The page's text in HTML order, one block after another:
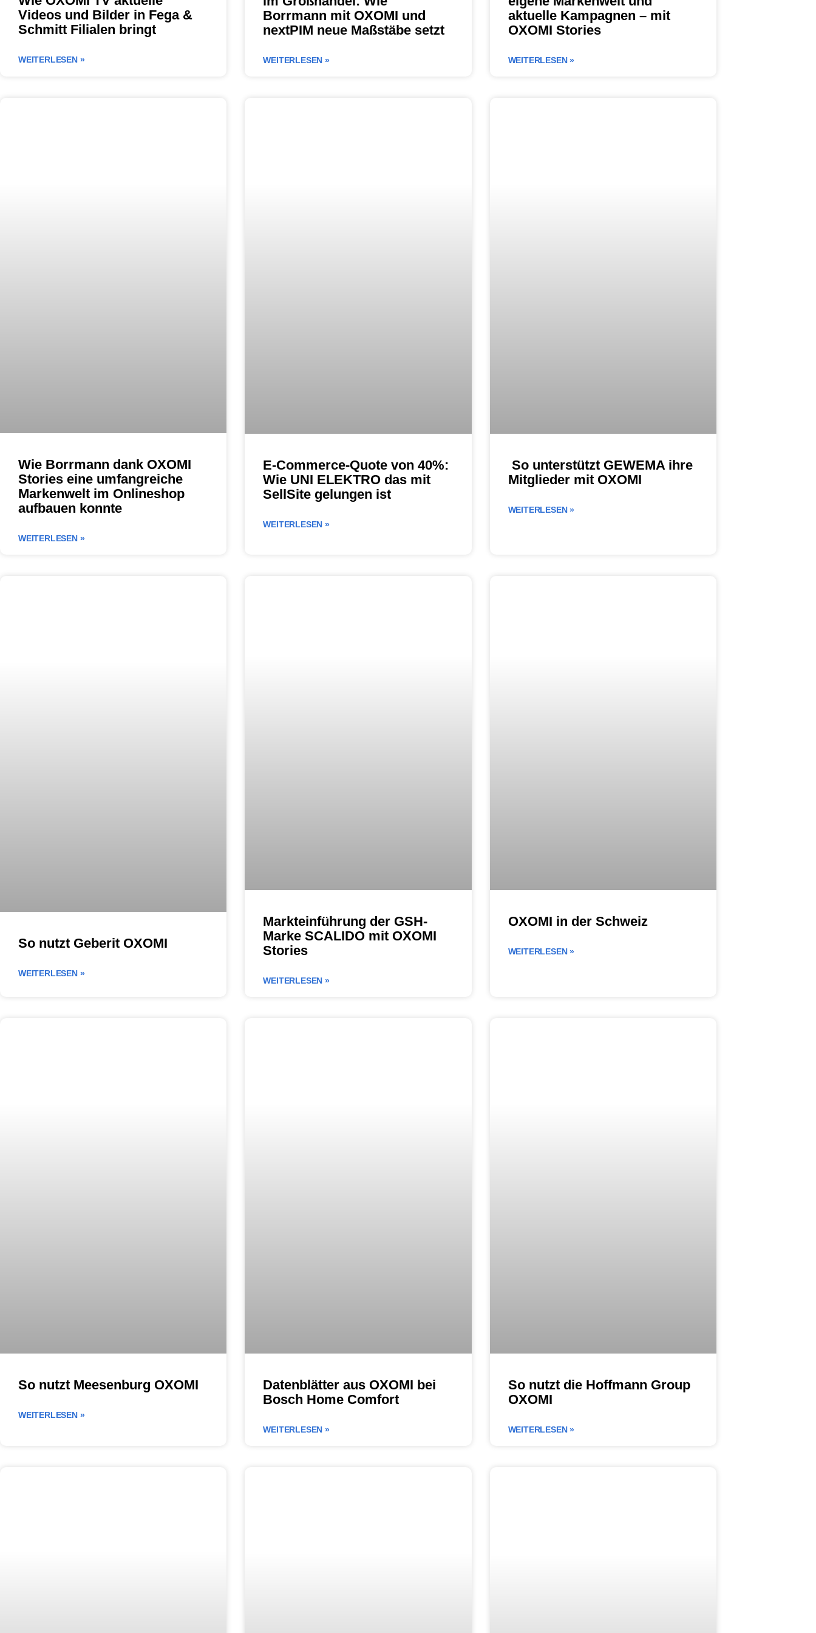
Videos und Bilder in Fega &
Schmitt Filialen bringt
WEITERLESEN »
Borrmann mit OXOMI und
nextPIM neue Maßstäbe setzt
WEITERLESEN »
aktuelle Kampagnen – mit
OXOMI Stories
WEITERLESEN »
Wie Borrmann dank OXOMI
Stories eine umfangreiche
Markenwelt im Onlineshop
aufbauen konnte
WEITERLESEN »
E-Commerce-Quote von 40%:
Wie UNI ELEKTRO das mit
SellSite gelungen ist
WEITERLESEN »
So unterstützt GEWEMA ihre
Mitglieder mit OXOMI
WEITERLESEN »
So nutzt Geberit OXOMI
WEITERLESEN »
Markteinführung der GSH-
Marke SCALIDO mit OXOMI
Stories
WEITERLESEN »
OXOMI in der Schweiz
WEITERLESEN »
So nutzt Meesenburg OXOMI
WEITERLESEN »
Datenblätter aus OXOMI bei
Bosch Home Comfort
WEITERLESEN »
So nutzt die Hoffmann Group
OXOMI
WEITERLESEN »